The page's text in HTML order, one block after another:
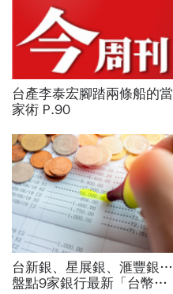
台產李泰宏腳踏兩條船的當
家術 P.90
台新銀、星展銀、滙豐銀…
盤點9家銀行最新「台幣高